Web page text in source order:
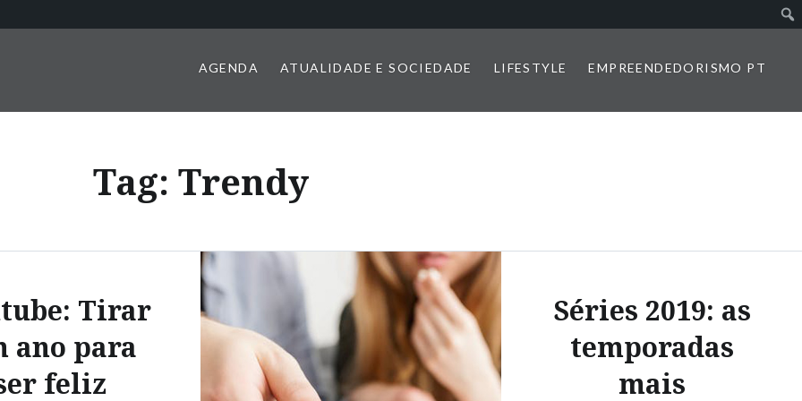
AGENDA ATUALIDADE E SOCIEDADE LIFESTYLE EMPREENDEDORISMO PT
Tag: Trendy
Tirar
ano para
feliz
Séries 2019: as
temporadas
mais